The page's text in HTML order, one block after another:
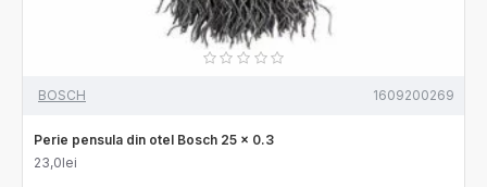
BOSCH 1609200269
Perie pensula din otel Bosch 25 x 0.3
23,0lei